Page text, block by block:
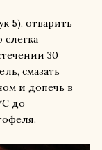
5), отварить
слегка
30
смазать
и допечь в
до